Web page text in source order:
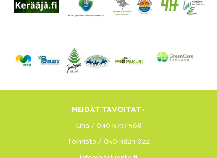
MEIDÄT TAVOITAT ›
Juha / 040 5737 568
Toimisto / 050 3823 022